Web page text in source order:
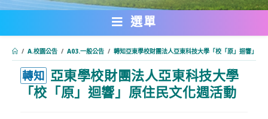
內
選單
/ A.校園公告 / A03.一般公告 / 轉知亞東學校財團法人亞東科技大學「校「原」迴響」原
轉知 亞東學校財團法人亞東科技大學
「校「原」迴響」原住民文化週活動